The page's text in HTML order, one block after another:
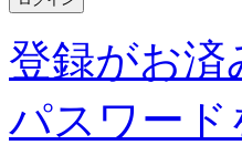
登録がお
パスワー